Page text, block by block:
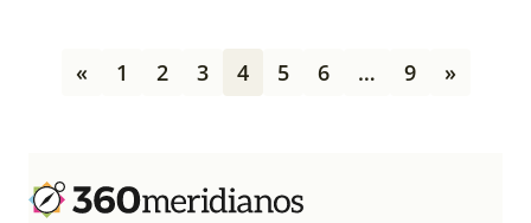
a
ç
« 1 2 3 4 5 6 … 9 »